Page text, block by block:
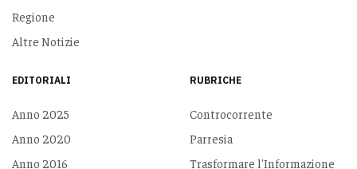
Regione
Altre Notizie
EDITORIALI
Anno 2025
Anno 2020
Anno 2016
RUBRICHE
Controcorrente
Parresia
Trasformare l'Informazione